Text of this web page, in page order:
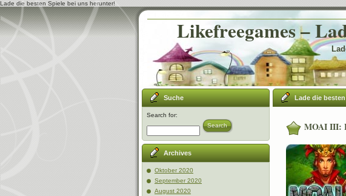
Lade die besten Spiele bei uns herunter!
Likefreegames –
Suche
Search for:
Search
Archives
Oktober 2020
September 2020
August 2020
Lade die
MOAI III: